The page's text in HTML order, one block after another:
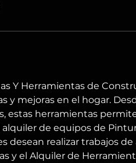
Y Herramientas de
y mejoras en el hogar.
estas herramientas
alquiler de equipos de
desean realizar trabajos
y el Alquiler de